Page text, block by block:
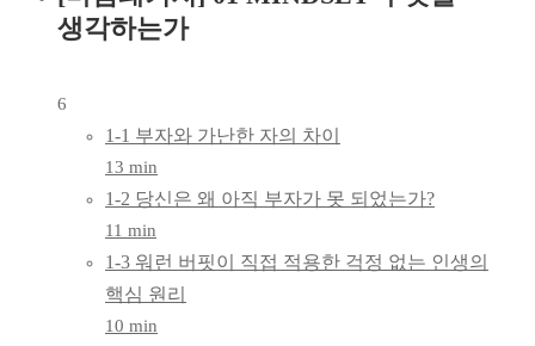
100권
압축]
10분,
돈의
생각하는가
6
1-1 부자와 가난한 자의 차이
13 min
1-2 당신은 왜 아직 부자가 못 되었는가?
11 min
1-3 워런 버핏이 직접 적용한 걱정 없는 인생의
핵심 원리
10 min